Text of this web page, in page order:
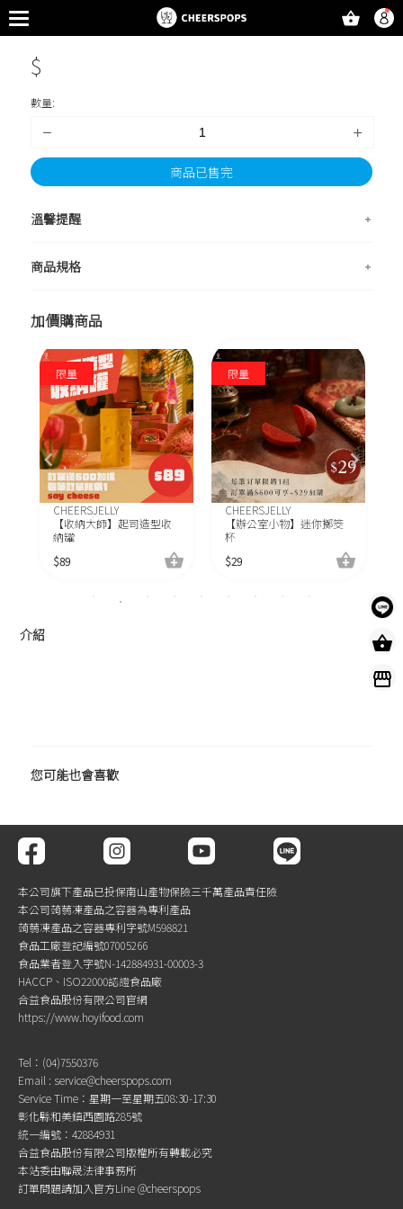
$
數量:
商品已售完
溫馨提醒
商品規格
加價購商品
限量
CHEERSJELLY
【收納大師】起司造型收
納罐
$89
限量
CHEERSJELLY
【辦公室小物】迷你擲筊
杯
$29
介紹
您可能也會喜歡
本公司旗下產品已投保南山產物保險三千萬產品責任險
本公司蒟蒻凍產品之容器為專利產品
蒟蒻凍產品之容器專利字號M598821
食品工廠登記編號07005266
食品業者登入字號N-142884931-00003-3
HACCP、ISO22000認證食品廠
合益食品股份有限公司官網
https://www.hoyifood.com
Tel：(04)7550376
Email : service@cheerspops.com
Service Time：星期一至星期五08:30-17:30
彰化縣和美鎮西園路285號
統一編號：42884931
合益食品股份有限公司版權所有轉載必究
本站委由聯晟法律事務所
訂單問題請加入官方Line @cheerspops